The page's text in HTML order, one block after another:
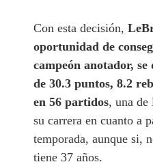
Con esta decisión,
oportunidad de
campeón anotador,
de 30.3 puntos, 8.2
en 56 partidos, una de
su carrera en cuanto a
temporada, aunque si,
tiene 37 años.